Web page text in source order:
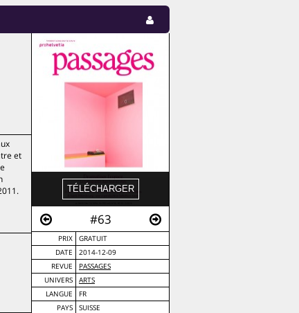
#63
PRIX
GRATUIT
DATE
2014-12-09
REVUE
PASSAGES
UNIVERS
ARTS
LANGUE
FR
PAYS
SUISSE
et